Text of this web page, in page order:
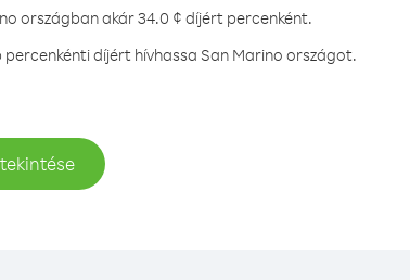
országban akár 34.0 ¢ díjért percenként.
díjért hívhassa San Marino országot.